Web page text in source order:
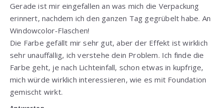
Gerade ist mir eingefallen an was mich die Verpackung
erinnert, nachdem ich den ganzen Tag gegrübelt habe. An
Windowcolor-Flaschen!
Die Farbe gefällt mir sehr gut, aber der Effekt ist wirklich
sehr unauffällig, ich verstehe dein Problem. Ich finde die
Farbe geht, je nach Lichteinfall, schon etwas in kupfrige,
mich würde wirklich interessieren, wie es mit Foundation
gemischt wirkt.